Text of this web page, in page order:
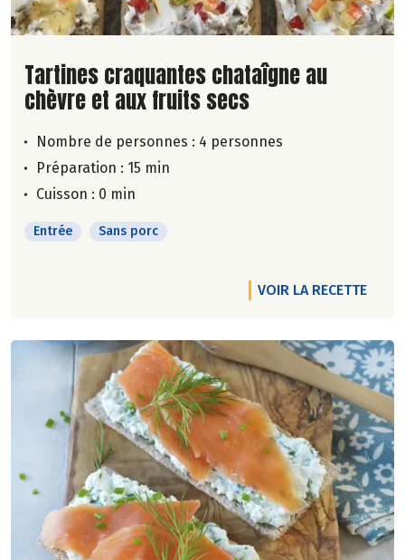
Lire la suite de la recette
Tartines craquantes chataîgne au
chèvre et aux fruits secs
Nombre de personnes : 4 personnes
Préparation : 15 min
Cuisson : 0 min
Entrée Sans porc
VOIR LA RECETTE